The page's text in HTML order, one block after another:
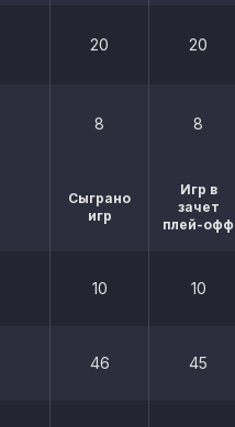
20 20
8 8
Сыграно
игр
Игр в
зачет
плей-офф
10 10
46 45